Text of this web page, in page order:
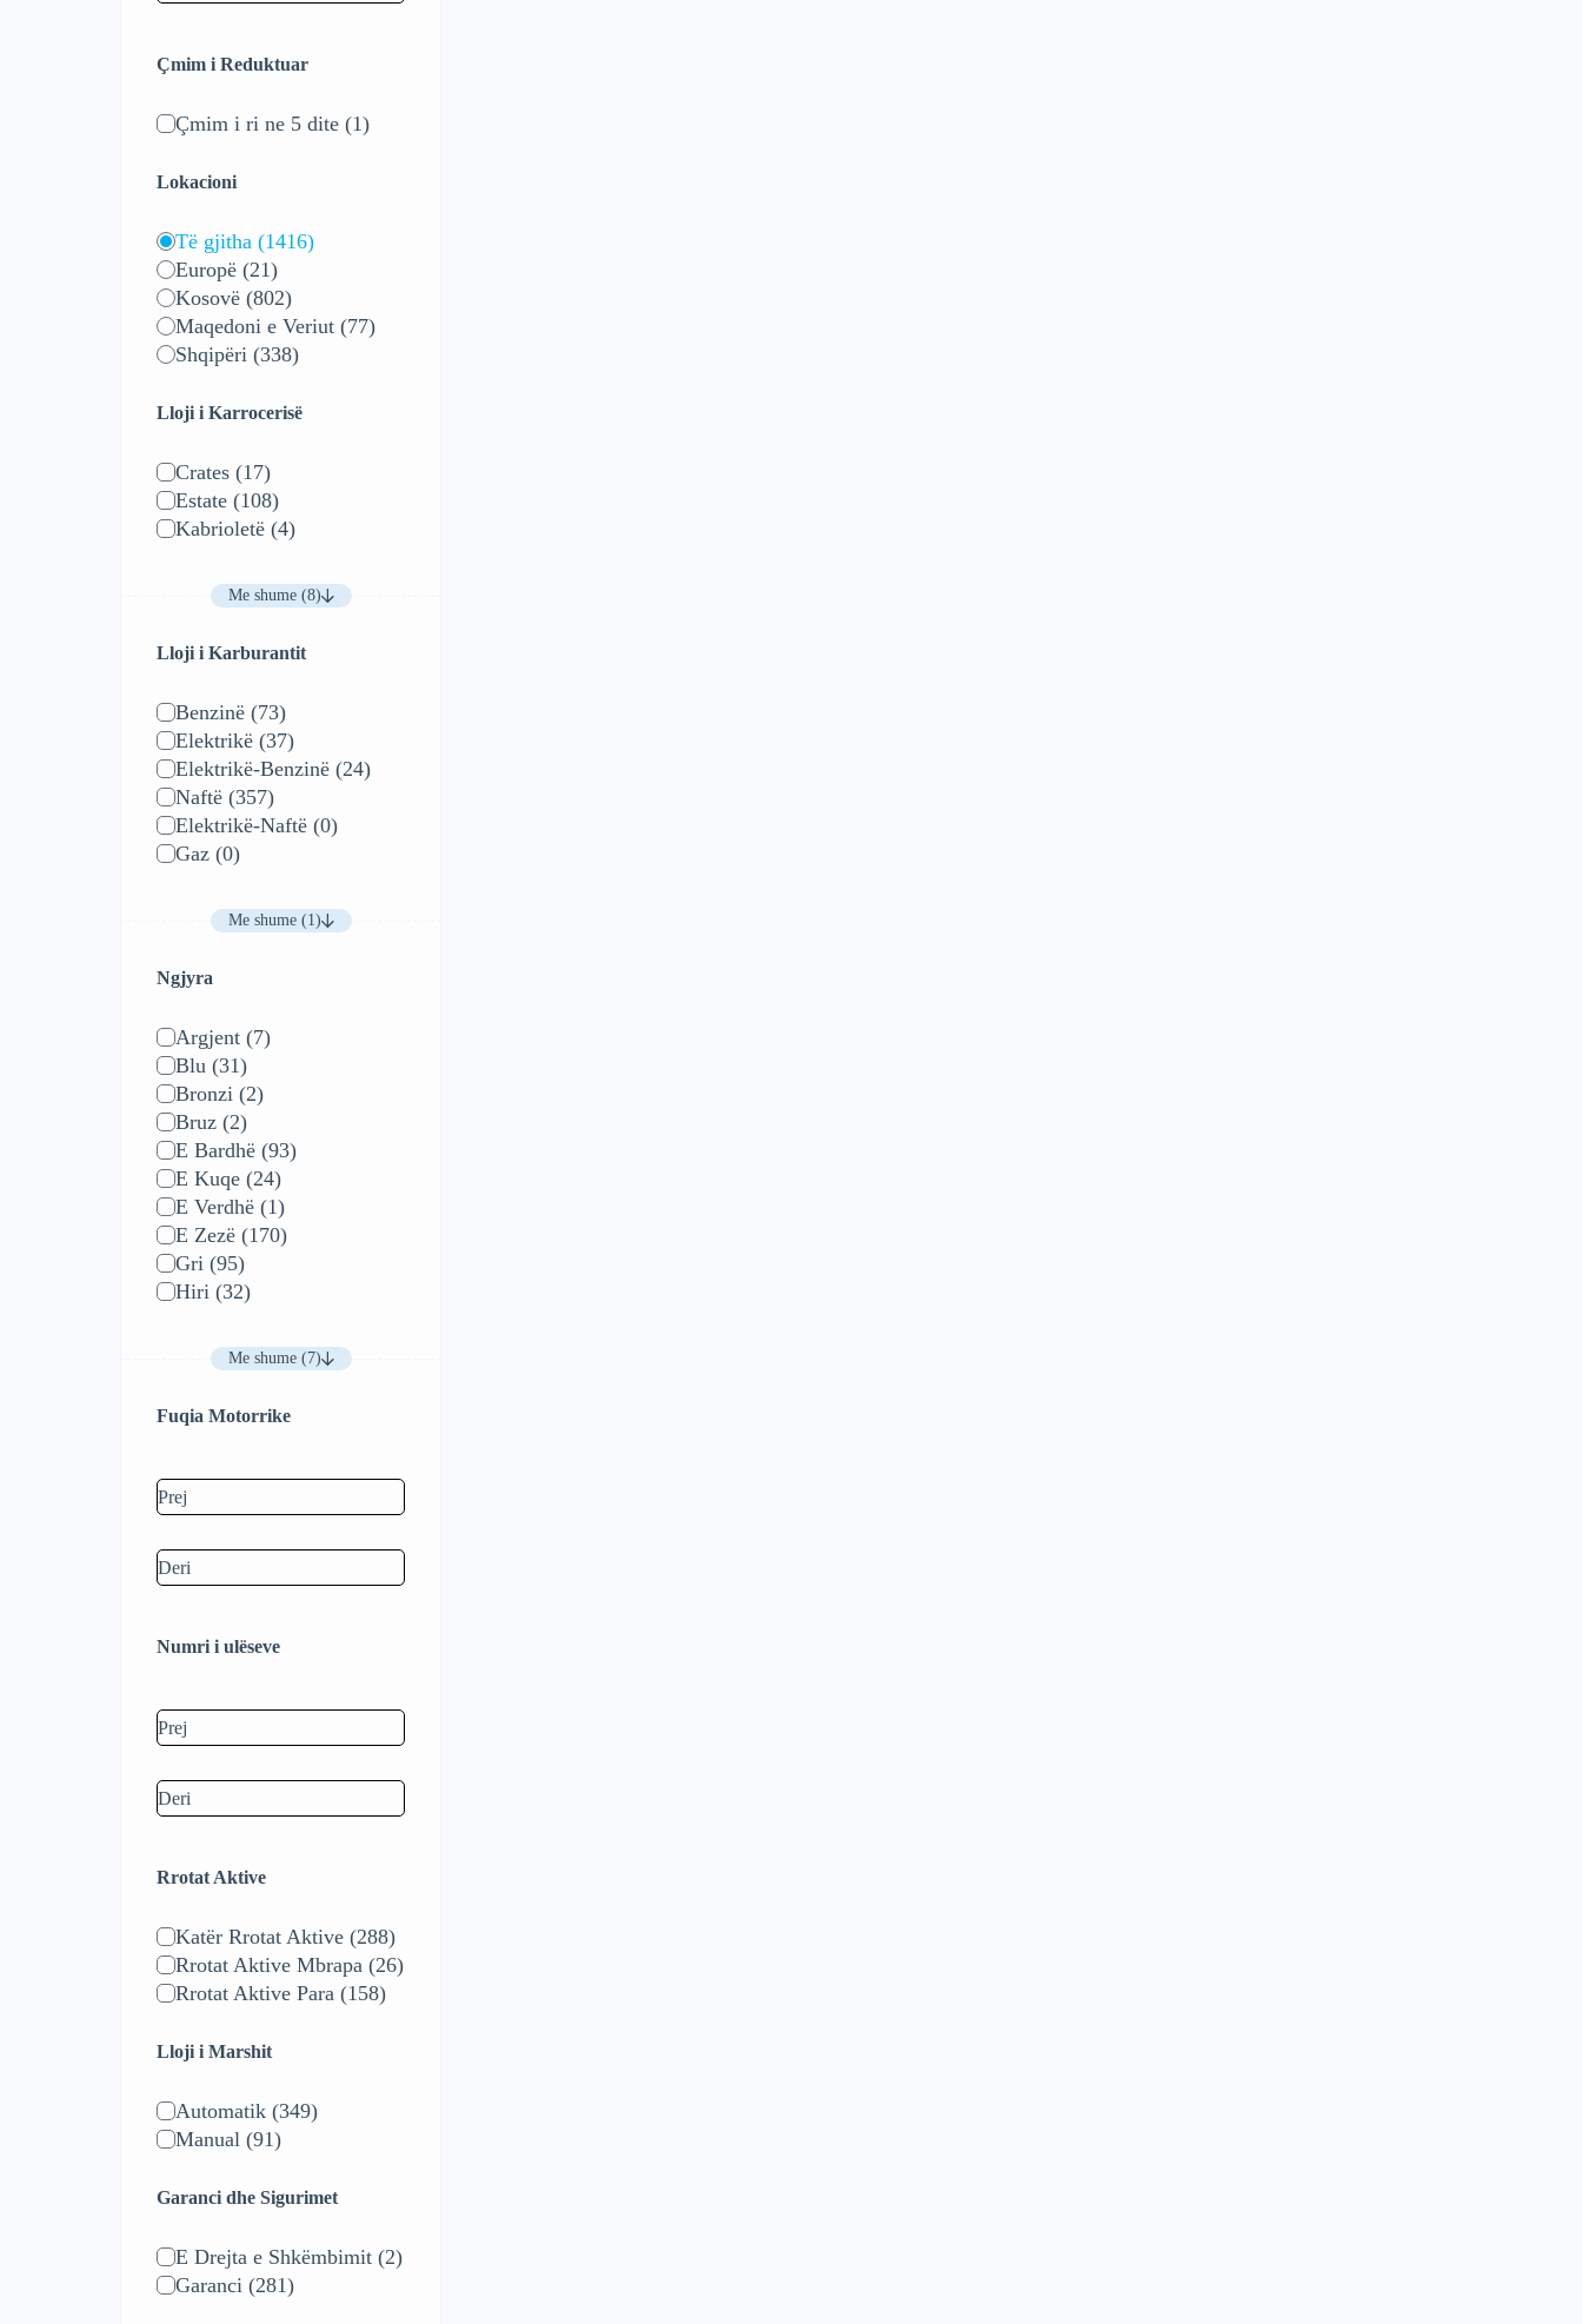
Çmim i Reduktuar
Çmim i ri ne 5 dite (1)
Lokacioni
Të gjitha (1416)
Europë (21)
Kosovë (802)
Maqedoni e Veriut (77)
Shqipëri (338)
Lloji i Karrocerisë
Crates (17)
Estate (108)
Kabrioletë (4)
Me shume (8)
Lloji i Karburantit
Benzinë (73)
Elektrikë (37)
Elektrikë-Benzinë (24)
Naftë (357)
Elektrikë-Naftë (0)
Gaz (0)
Me shume (1)
Ngjyra
Argjent (7)
Blu (31)
Bronzi (2)
Bruz (2)
E Bardhë (93)
E Kuqe (24)
E Verdhë (1)
E Zezë (170)
Gri (95)
Hiri (32)
Me shume (7)
Fuqia Motorrike
Numri i ulëseve
Rrotat Aktive
Katër Rrotat Aktive (288)
Rrotat Aktive Mbrapa (26)
Rrotat Aktive Para (158)
Lloji i Marshit
Automatik (349)
Manual (91)
Garanci dhe Sigurimet
E Drejta e Shkëmbimit (2)
Garanci (281)